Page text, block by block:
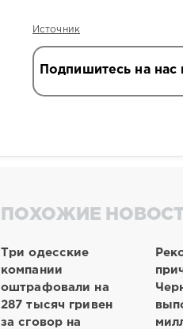
Источник
Подпишитесь на нас
ПОХОЖИЕ
Три одесские
компании
оштрафовали на
287 тысяч гривен
за сговор на